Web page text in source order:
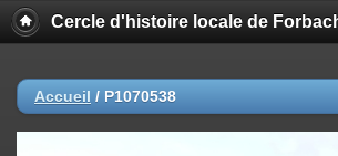
Cercle d'histoire locale de
Accueil / P1070538